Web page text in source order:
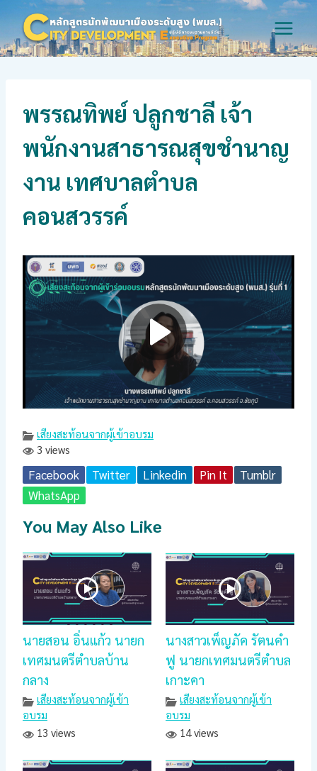
content
พรรณทิพย์ ปลูกชาลี เจ้า
พนักงานสาธารณสุขชำนาญ
งาน เทศบาลตำบล
คอนสวรรค์
เสียงสะท้อนจากผู้เข้าอบรม
3 views
Facebook Twitter Linkedin Pin It
Tumblr
WhatsApp
You May Also Like
นายสอน อิ่นแก้ว นายก
เทศมนตรีตำบลบ้าน
กลาง
เสียงสะท้อนจากผู้เข้า
อบรม
13 views
นางสาวเพ็ญภัค รัตนคำ
ฟู นายกเทศมนตรีตำบล
เกาะคา
เสียงสะท้อนจากผู้เข้า
อบรม
14 views